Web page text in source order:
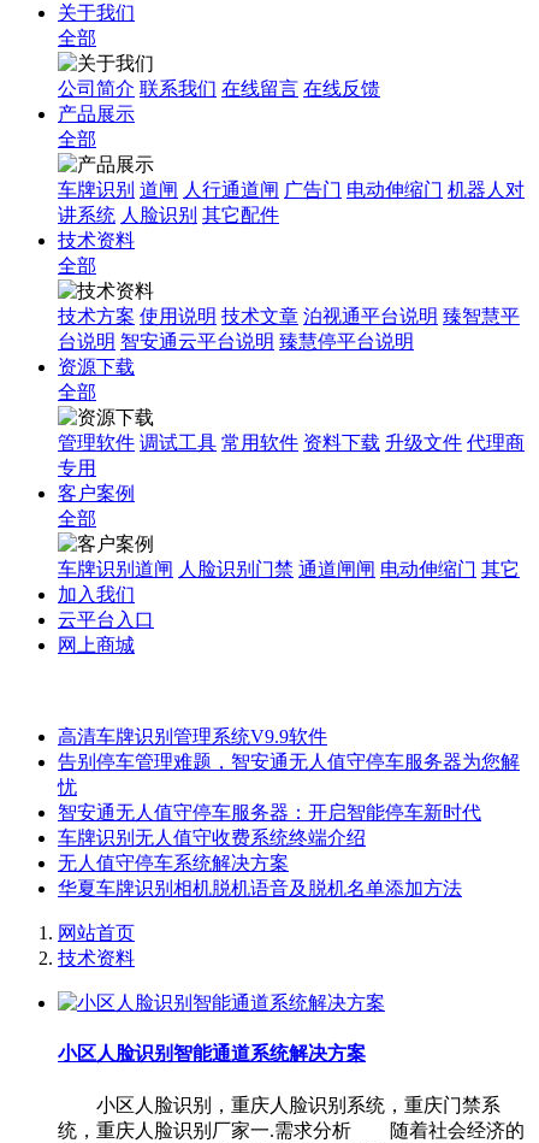
关于我们
全部
公司简介 联系我们 在线留言 在线反馈
产品展示
全部
车牌识别 道闸 人行通道闸 广告门 电动伸缩门 机器人对
讲系统 人脸识别 其它配件
技术资料
全部
技术方案 使用说明 技术文章 泊视通平台说明 臻智慧平
台说明 智安通云平台说明 臻慧停平台说明
资源下载
全部
管理软件 调试工具 常用软件 资料下载 升级文件 代理商
专用
客户案例
全部
车牌识别道闸 人脸识别门禁 通道闸闸 电动伸缩门 其它
加入我们
云平台入口
网上商城
高清车牌识别管理系统V9.9软件
告别停车管理难题，智安通无人值守停车服务器为您解
忧
智安通无人值守停车服务器：开启智能停车新时代
车牌识别无人值守收费系统终端介绍
无人值守停车系统解决方案
华夏车牌识别相机脱机语音及脱机名单添加方法
网站首页
技术资料
小区人脸识别智能通道系统解决方案
小区人脸识别，重庆人脸识别系统，重庆门禁系
统，重庆人脸识别厂家一.需求分析 随着社会经济的